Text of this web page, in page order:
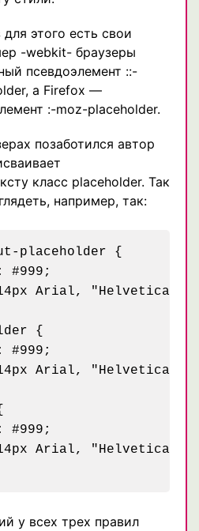
этого есть свои
-webkit- браузеры
псевдоэлемент ::-
а Firefox —
:-moz-placeholder.
позаботился автор
класс placeholder. Так
например, так:
placeholder {
{
у всех трех правил